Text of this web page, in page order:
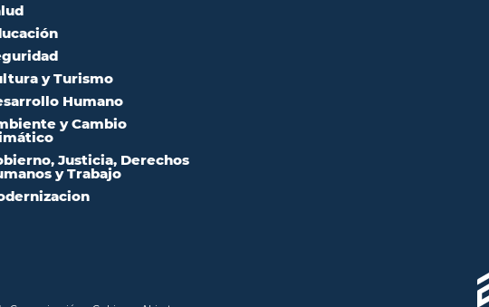
y Turismo
Humano
y Cambio
Justicia, Derechos
y Trabajo